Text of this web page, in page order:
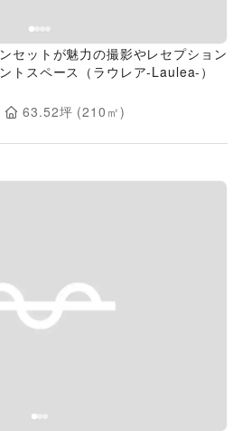
セットが魅力の撮影やレセプション
トスペース（ラウレア-Laulea-）
63.52坪 (210 ㎡)